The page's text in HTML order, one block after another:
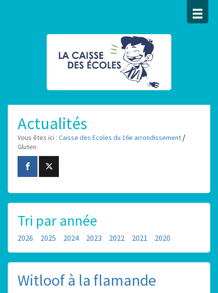
Actualités
Vous êtes ici : Caisse des Ecoles du 16e arrondissement /
Gluten
Tri par année
2026 2025 2024 2023 2022 2021 2020
Witloof à la flamande